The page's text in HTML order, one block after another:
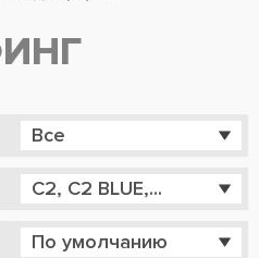
Все
C2, C2 BLUE,...
По умолчанию